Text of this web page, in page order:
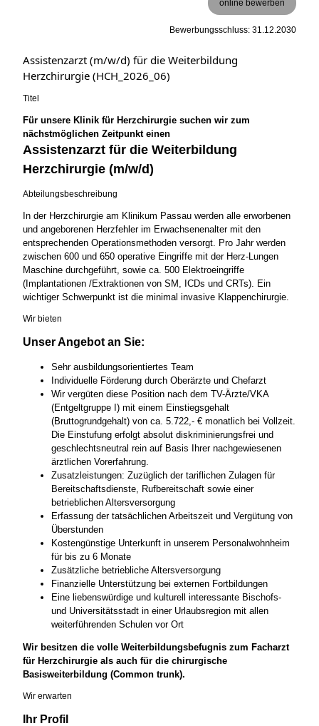
online bewerben
Bewerbungsschluss: 31.12.2030
Assistenzarzt (m/w/d) für die Weiterbildung
Herzchirurgie (HCH_2026_06)
Titel
Für unsere Klinik für Herzchirurgie suchen wir zum
nächstmöglichen Zeitpunkt einen
Assistenzarzt für die Weiterbildung
Herzchirurgie (m/w/d)
Abteilungsbeschreibung
In der Herzchirurgie am Klinikum Passau werden alle erworbenen
und angeborenen Herzfehler im Erwachsenenalter mit den
entsprechenden Operationsmethoden versorgt. Pro Jahr werden
zwischen 600 und 650 operative Eingriffe mit der Herz-Lungen
Maschine durchgeführt, sowie ca. 500 Elektroeingriffe
(Implantationen /Extraktionen von SM, ICDs und CRTs). Ein
wichtiger Schwerpunkt ist die minimal invasive Klappenchirurgie.
Wir bieten
Unser Angebot an Sie:
Sehr ausbildungsorientiertes Team
Individuelle Förderung durch Oberärzte und Chefarzt
Wir vergüten diese Position nach dem TV-Ärzte/VKA
(Entgeltgruppe I) mit einem Einstiegsgehalt
(Bruttogrundgehalt) von ca. 5.722,- € monatlich bei Vollzeit.
Die Einstufung erfolgt absolut diskriminierungsfrei und
geschlechtsneutral rein auf Basis Ihrer nachgewiesenen
ärztlichen Vorerfahrung.
Zusatzleistungen: Zuzüglich der tariflichen Zulagen für
Bereitschaftsdienste, Rufbereitschaft sowie einer
betrieblichen Altersversorgung
Erfassung der tatsächlichen Arbeitszeit und Vergütung von
Überstunden
Kostengünstige Unterkunft in unserem Personalwohnheim
für bis zu 6 Monate
Zusätzliche betriebliche Altersversorgung
Finanzielle Unterstützung bei externen Fortbildungen
Eine liebenswürdige und kulturell interessante Bischofs-
und Universitätsstadt in einer Urlaubsregion mit allen
weiterführenden Schulen vor Ort
Wir besitzen die volle Weiterbildungsbefugnis zum Facharzt
für Herzchirurgie als auch für die chirurgische
Basisweiterbildung (Common trunk).
Wir erwarten
Ihr Profil